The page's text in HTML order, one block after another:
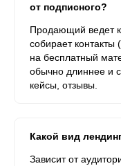
от подписного?
Продающий ведет к
собирает
на бесплатный
обычно длиннее и
кейсы, отзывы.
Какой вид
Зависит от